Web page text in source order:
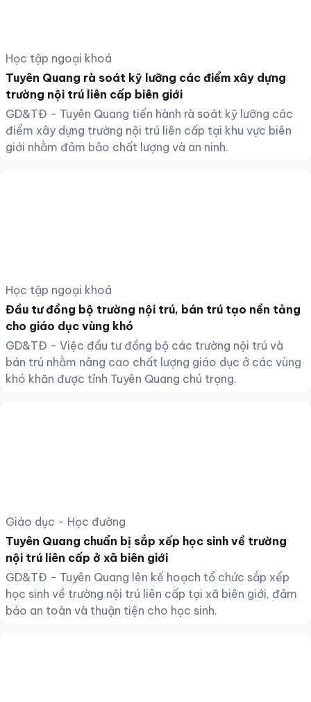
Học tập ngoại khoá
Tuyên Quang rà soát kỹ lưỡng các điểm xây dựng
trường nội trú liên cấp biên giới
GD&TĐ - Tuyên Quang tiến hành rà soát kỹ lưỡng các
điểm xây dựng trường nội trú liên cấp tại khu vực biên
giới nhằm đảm bảo chất lượng và an ninh.
Học tập ngoại khoá
Đầu tư đồng bộ trường nội trú, bán trú tạo nền tảng
cho giáo dục vùng khó
GD&TĐ - Việc đầu tư đồng bộ các trường nội trú và
bán trú nhằm nâng cao chất lượng giáo dục ở các vùng
khó khăn được tỉnh Tuyên Quang chú trọng.
Giáo dục - Học đường
Tuyên Quang chuẩn bị sắp xếp học sinh về trường
nội trú liên cấp ở xã biên giới
GD&TĐ - Tuyên Quang lên kế hoạch tổ chức sắp xếp
học sinh về trường nội trú liên cấp tại xã biên giới, đảm
bảo an toàn và thuận tiện cho học sinh.